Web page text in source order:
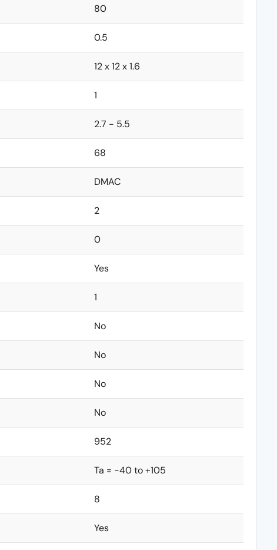
80
0.5
12 x 12 x 1.6
1
2.7 - 5.5
68
DMAC
2
0
Yes
1
No
No
No
No
952
Ta = -40 to +105
8
Yes